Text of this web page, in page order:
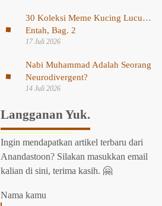
30 Koleksi Meme Kucing Lucu…
Entah, Bag. 2
17 Juli 2026
Nabi Muhammad Adalah Seorang
Neurodivergent?
14 Juli 2026
Langganan Yuk.
Ingin mendapatkan artikel terbaru dari
Anandastoon? Silakan masukkan email
kalian di sini, terima kasih. 🤗
Nama kamu